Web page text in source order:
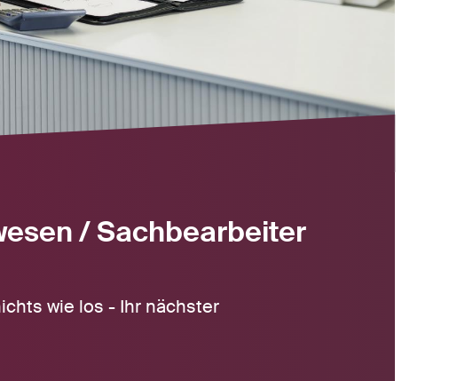
/ Sachbearbeiter
wie los - Ihr nächster